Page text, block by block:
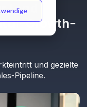
Growth-
und gezielte
Pipeline.